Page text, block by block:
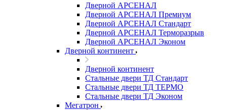
Дверной АРСЕНАЛ
Дверной АРСЕНАЛ Премиум
Дверной АРСЕНАЛ Стандарт
Дверной АРСЕНАЛ Терморазрыв
Дверной АРСЕНАЛ Эконом
Дверной континент
Дверной континент
Стальные двери ТД Стандарт
Стальные двери ТД ТЕРМО
Стальные двери ТД Эконом
Мегатрон